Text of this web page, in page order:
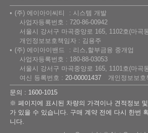
(주) 에이아이씨티 시스템 개발
사업자등록번호 : 720-86-00942
서울시 강서구 마곡중앙로 165, 1102호(마곡
개인정보보호책임자 : 김용주
(주) 에이아이밴드
리스,할부금융 중개업
사업자등록번호 : 180-88-03053
서울시 강서구 마곡중앙로 165, 1101호(마곡
여신 등록번호 : 20-00001437
개인정보보
문의 : 1600-1015
※ 페이지에 표시된 차량의 가격이나 견적정보
가 있을 수 있습니다. 구매 계약 전에 다시 한번
니다.